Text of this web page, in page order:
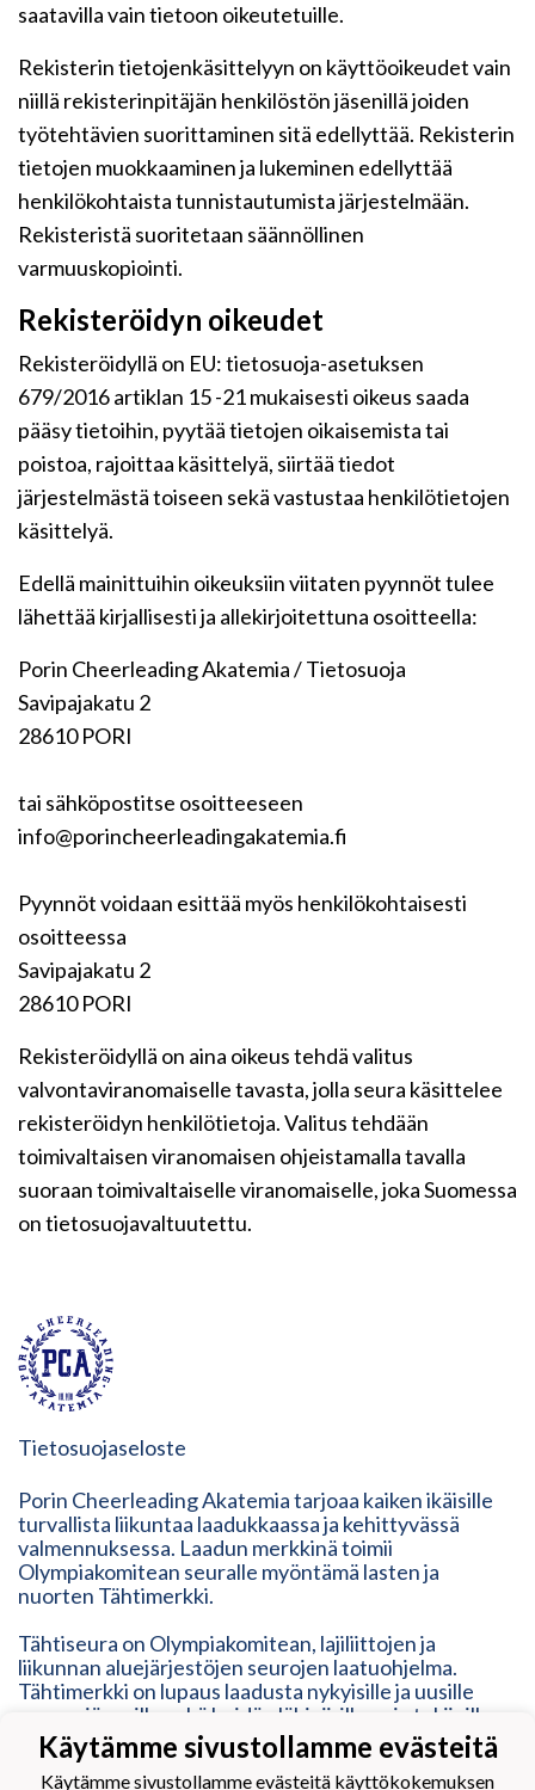
saatavilla vain tietoon oikeutetuille.
Rekisterin tietojenkäsittelyyn on käyttöoikeudet vain
niillä rekisterinpitäjän henkilöstön jäsenillä joiden
työtehtävien suorittaminen sitä edellyttää. Rekisterin
tietojen muokkaaminen ja lukeminen edellyttää
henkilökohtaista tunnistautumista järjestelmään.
Rekisteristä suoritetaan säännöllinen
varmuuskopiointi.
Rekisteröidyn oikeudet
Rekisteröidyllä on EU: tietosuoja-asetuksen
679/2016 artiklan 15 -21 mukaisesti oikeus saada
pääsy tietoihin, pyytää tietojen oikaisemista tai
poistoa, rajoittaa käsittelyä, siirtää tiedot
järjestelmästä toiseen sekä vastustaa henkilötietojen
käsittelyä.
Edellä mainittuihin oikeuksiin viitaten pyynnöt tulee
lähettää kirjallisesti ja allekirjoitettuna osoitteella:
Porin Cheerleading Akatemia / Tietosuoja
Savipajakatu 2
28610 PORI
tai sähköpostitse osoitteeseen
info@porincheerleadingakatemia.fi
Pyynnöt voidaan esittää myös henkilökohtaisesti
osoitteessa
Savipajakatu 2
28610 PORI
Rekisteröidyllä on aina oikeus tehdä valitus
valvontaviranomaiselle tavasta, jolla seura käsittelee
rekisteröidyn henkilötietoja. Valitus tehdään
toimivaltaisen viranomaisen ohjeistamalla tavalla
suoraan toimivaltaiselle viranomaiselle, joka Suomessa
on tietosuojavaltuutettu.
Tietosuojaseloste
Porin Cheerleading Akatemia tarjoaa kaiken ikäisille
turvallista liikuntaa laadukkaassa ja kehittyvässä
valmennuksessa. Laadun merkkinä toimii
Olympiakomitean seuralle myöntämä lasten ja
nuorten Tähtimerkki.
Tähtiseura on Olympiakomitean, lajiliittojen ja
liikunnan aluejärjestöjen seurojen laatuohjelma.
Tähtimerkki on lupaus laadusta nykyisille ja uusille
seuran jäsenille sekä heidän lähipiirilleen ja tukijoille.
Tähtimerkki on osoitus modernista, ketterästä,
vastuullisesta ja inhimillisestä toimintatavasta. Se
Käytämme sivustollamme evästeitä
Käytämme sivustollamme evästeitä käyttökokemuksen